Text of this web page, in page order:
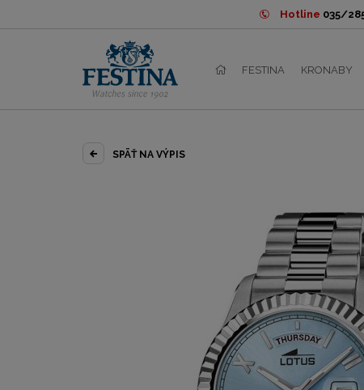
Hotline 035/
FESTINA KRONABY
SPÄŤ NA VÝPIS